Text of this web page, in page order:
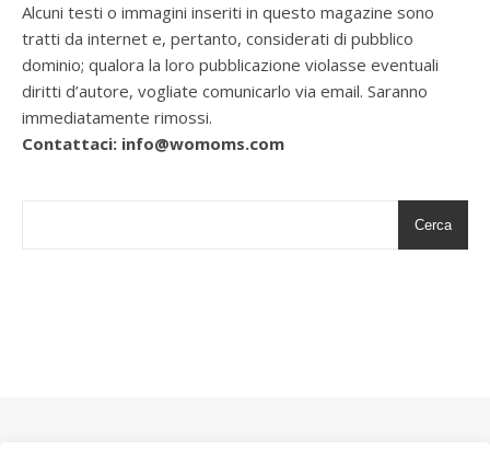
Alcuni testi o immagini inseriti in questo magazine sono
tratti da internet e, pertanto, considerati di pubblico
dominio; qualora la loro pubblicazione violasse eventuali
diritti d’autore, vogliate comunicarlo via email. Saranno
immediatamente rimossi.
Contattaci: info@womoms.com
Cerca